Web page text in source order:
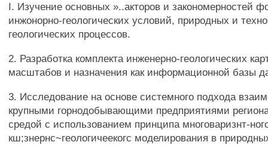
I. Изучение основных »..акторов и закономерностей
инжонорно-геологических условий, природных и
геологических процессов.
2. Разработка комплекта инженерно-геологических
масштабов и назначения как информационной базы
3. Исследование на основе системного подхода
крупными горнодобывающими предприятиями
средой с использованием принципа многоваризнт-
кш;знернс~геологичеекогс моделирования в